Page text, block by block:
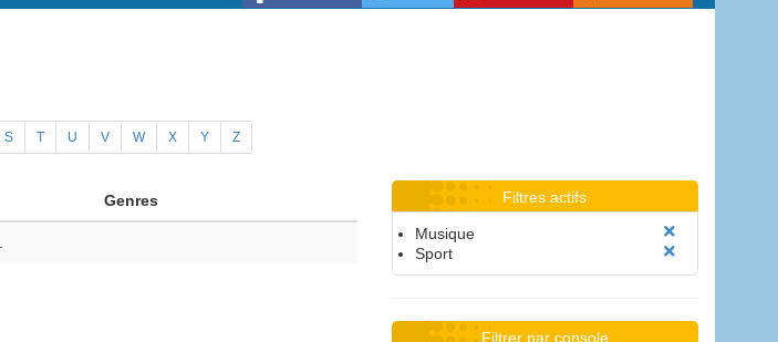
S T U V W X Y Z
Genres Filtres actifs
Musique
Sport
Filtrer par console